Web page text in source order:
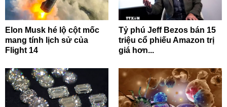
Elon Musk hé lộ cột mốc
mang tính lịch sử của
Flight 14
Tỷ phú Jeff Bezos bán 15
triệu cổ phiếu Amazon trị
giá hơn...